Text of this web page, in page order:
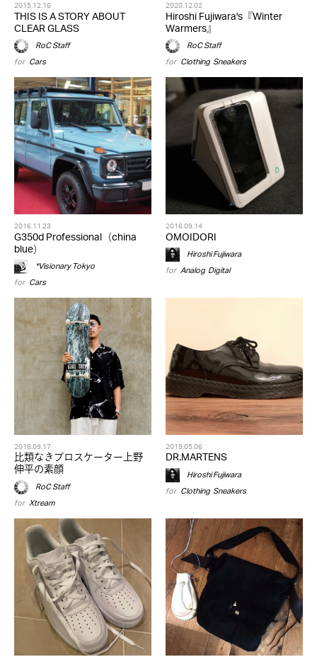
2015.12.16
THIS IS A STORY ABOUT
CLEAR GLASS
RoC Staff
for Cars
2020.12.02
Hiroshi Fujiwara's『Winter
Warmers』
RoC Staff
for Clothing,Sneakers
2016.11.23
G350d Professional（china
blue）
*Visionary Tokyo
for Cars
2016.09.14
OMOIDORI
Hiroshi Fujiwara
for Analog,Digital
2018.09.17
比類なきプロスケーター上野
伸平の素顔
RoC Staff
for Xtream
2019.05.06
DR.MARTENS
Hiroshi Fujiwara
for Clothing,Sneakers